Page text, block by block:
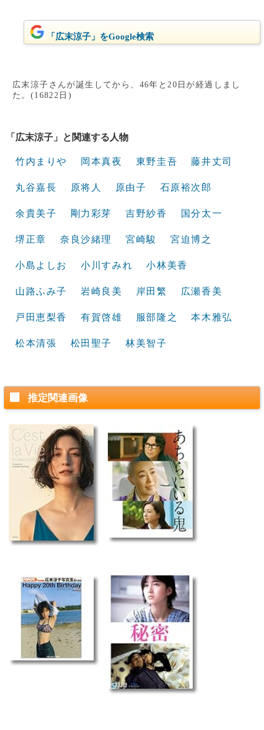
「広末涼子」をGoogle検索
広末涼子さんが誕生してから、46年と20日が経過しまし
た。(16822日)
「広末涼子」と関連する人物
竹内まりや 岡本真夜 東野圭吾 藤井丈司
丸谷嘉長 原将人 原由子 石原裕次郎
余貴美子 剛力彩芽 吉野紗香 国分太一
堺正章 奈良沙緒理 宮崎駿 宮迫博之
小島よしお 小川すみれ 小林美香
山路ふみ子 岩崎良美 岸田繁 広瀬香美
戸田恵梨香 有賀啓雄 服部隆之 本木雅弘
松本清張 松田聖子 林美智子
推定関連画像